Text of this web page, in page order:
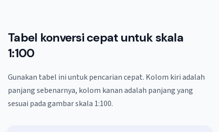
Tabel konversi cepat untuk skala
1:100
Gunakan tabel ini untuk pencarian cepat. Kolom kiri adalah
panjang sebenarnya, kolom kanan adalah panjang yang
sesuai pada gambar skala 1:100.